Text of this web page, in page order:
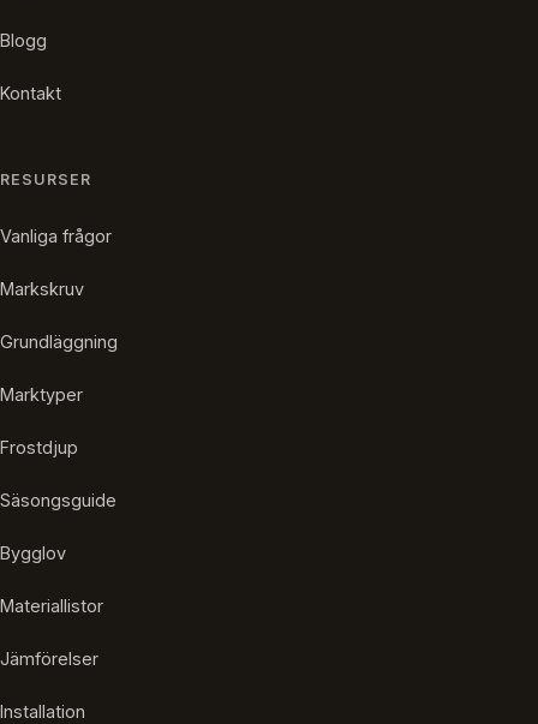
Blogg
Kontakt
RESURSER
Vanliga frågor
Markskruv
Grundläggning
Marktyper
Frostdjup
Säsongsguide
Bygglov
Materiallistor
Jämförelser
Installation